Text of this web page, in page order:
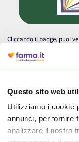
Questo sito web
Utilizziamo i cookie
annunci, per fornire
analizzare il nostro
Cliccando il badge, puoi
autorizzata dal Ministero
medicinali.